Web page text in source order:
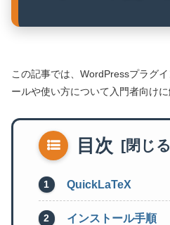
この記事では、WordPressプラグ
ールや使い方について入門者向けに
目次
QuickLaTeX
インストール手順